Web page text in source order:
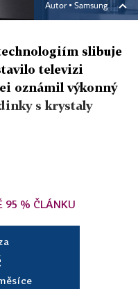
Autor ▪ Samsung
slibuje
televizi
oznámil výkonný
s krystaly
95 % ČLÁNKU